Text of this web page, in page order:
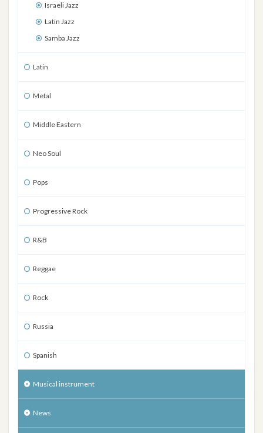
Israeli Jazz
Latin Jazz
Samba Jazz
Latin
Metal
Middle Eastern
Neo Soul
Pops
Progressive Rock
R&B
Reggae
Rock
Russia
Spanish
Musical instrument
News